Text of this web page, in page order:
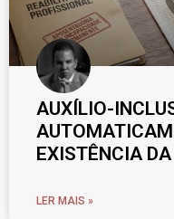
AUXÍLIO-
EXISTÊNCIA
LER MAIS »